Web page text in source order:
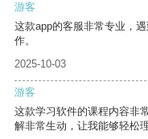
游客
这款app的客服非常专业，
作。
2025-10-03
游客
这款学习软件的课程内容非
解非常生动，让我能够轻松